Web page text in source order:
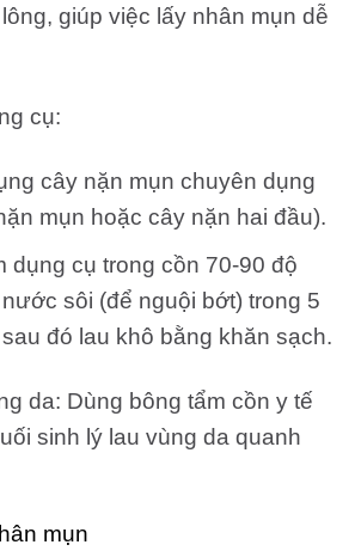
giúp việc lấy nhân mụn dễ
cụ:
cây nặn mụn chuyên dụng
mụn hoặc cây nặn hai đầu).
dụng cụ trong cồn 70-90 độ
sôi (để nguội bớt) trong 5
đó lau khô bằng khăn sạch.
da: Dùng bông tẩm cồn y tế
sinh lý lau vùng da quanh
mụn